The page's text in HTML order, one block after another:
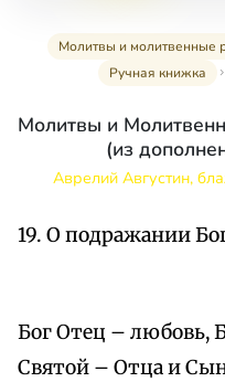
Молитвы и молитвенные
Ручная книжка
Молитвы и
(из
Аврелий Августин,
19. О подражании
Бог Отец – любовь,
Святой – Отца и